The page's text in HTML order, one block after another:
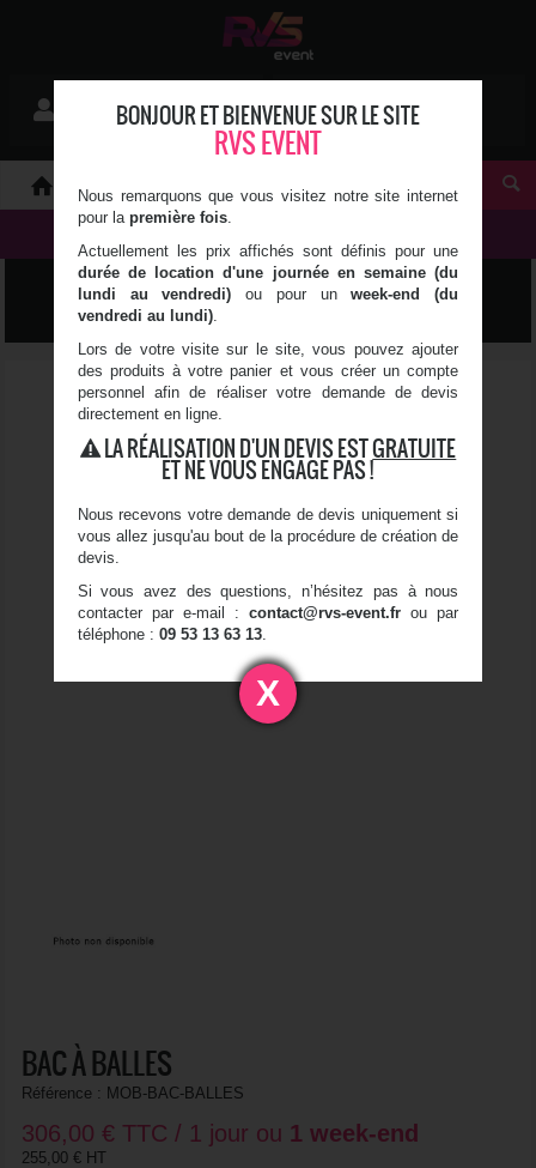
Se connecter
0 article(s)
MOBILIER
BAC À BALLES
Référence : MOB-BAC-BALLES
306,00 € TTC / 1 jour ou 1 week-end
255,00 € HT
X
BONJOUR ET BIENVENUE SUR LE SITE
RVS EVENT
Nous remarquons que vous visitez notre site internet
pour la première fois.
Actuellement les prix affichés sont définis pour une
durée de location d'une journée en semaine (du
lundi au vendredi) ou pour unweek-end (du
vendredi au lundi).
Lors de votre visite sur le site, vous pouvez ajouter
des produits à votre panier et vous créer un compte
personnel afin de réaliser votre demande de devis
directement en ligne.
LA RÉALISATION D'UN DEVIS ESTGRATUITE
ET NE VOUS ENGAGE PAS !
Nous recevons votre demande de devis uniquement si
vous allez jusqu'au bout de la procédure de création de
devis.
Si vous avez des questions, n’hésitez pas à nous
contacter par e-mail :contact@rvs-event.fr ou par
téléphone : 09 53 13 63 13.